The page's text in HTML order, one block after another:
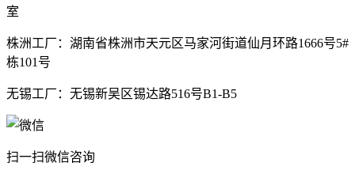
室
株洲工厂：湖南省株洲市天元区马家河街道仙月环路1666号5#
栋101号
无锡工厂：无锡新吴区锡达路516号B1-B5
扫一扫微信咨询